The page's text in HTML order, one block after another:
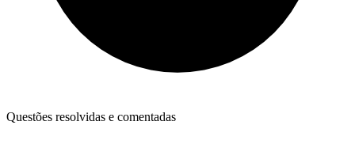
Questões resolvidas e comentadas